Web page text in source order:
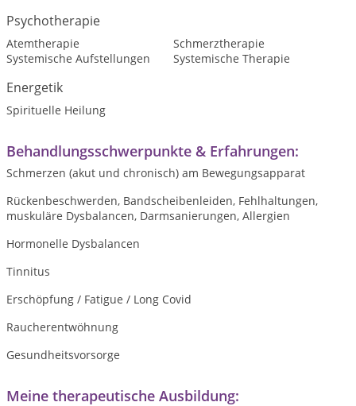
Psychotherapie
Atemtherapie
Schmerztherapie
Systemische Aufstellungen
Systemische Therapie
Energetik
Spirituelle Heilung
Behandlungsschwerpunkte & Erfahrungen:
Schmerzen (akut und chronisch) am Bewegungsapparat
Rückenbeschwerden, Bandscheibenleiden, Fehlhaltungen,
muskuläre Dysbalancen, Darmsanierungen, Allergien
Hormonelle Dysbalancen
Tinnitus
Erschöpfung / Fatigue / Long Covid
Raucherentwöhnung
Gesundheitsvorsorge
Meine therapeutische Ausbildung: